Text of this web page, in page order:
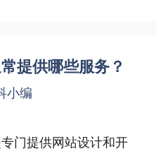
提供哪些服务？
小编
门提供网站设计和开